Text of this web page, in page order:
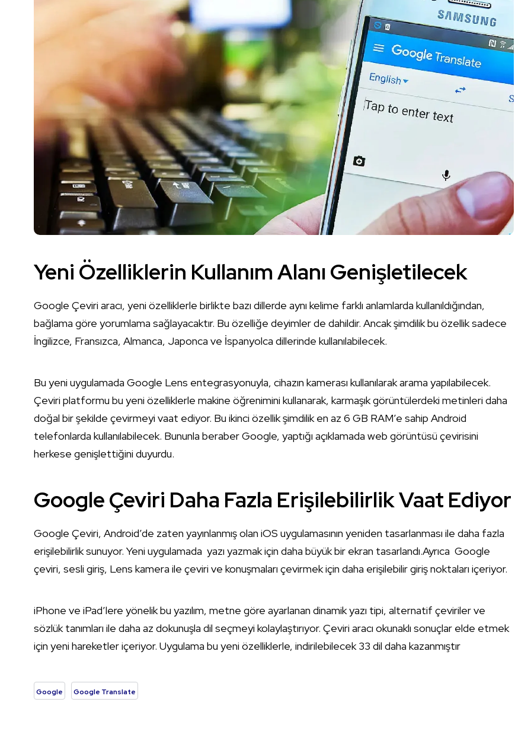
Yeni Özelliklerin Kullanım Alanı Genişletilecek
Google Çeviri aracı, yeni özelliklerle birlikte bazı dillerde aynı kelime farklı anlamlarda kullanıldığından,
bağlama göre yorumlama sağlayacaktır. Bu özelliğe deyimler de dahildir. Ancak şimdilik bu özellik sadece
İngilizce, Fransızca, Almanca, Japonca ve İspanyolca dillerinde kullanılabilecek.
Bu yeni uygulamada Google Lens entegrasyonuyla, cihazın kamerası kullanılarak arama yapılabilecek.
Çeviri platformu bu yeni özelliklerle makine öğrenimini kullanarak, karmaşık görüntülerdeki metinleri daha
doğal bir şekilde çevirmeyi vaat ediyor. Bu ikinci özellik şimdilik en az 6 GB RAM’e sahip Android
telefonlarda kullanılabilecek. Bununla beraber Google, yaptığı açıklamada web görüntüsü çevirisini
herkese genişlettiğini duyurdu.
Google Çeviri Daha Fazla Erişilebilirlik Vaat Ediyor
Google Çeviri, Android’de zaten yayınlanmış olan iOS uygulamasının yeniden tasarlanması ile daha fazla
erişilebilirlik sunuyor. Yeni uygulamada yazı yazmak için daha büyük bir ekran tasarlandı.Ayrıca Google
çeviri, sesli giriş, Lens kamera ile çeviri ve konuşmaları çevirmek için daha erişilebilir giriş noktaları içeriyor.
iPhone ve iPad’lere yönelik bu yazılım, metne göre ayarlanan dinamik yazı tipi, alternatif çeviriler ve
sözlük tanımları ile daha az dokunuşla dil seçmeyi kolaylaştırıyor. Çeviri aracı okunaklı sonuçlar elde etmek
için yeni hareketler içeriyor. Uygulama bu yeni özelliklerle, indirilebilecek 33 dil daha kazanmıştır
Google Google Translate